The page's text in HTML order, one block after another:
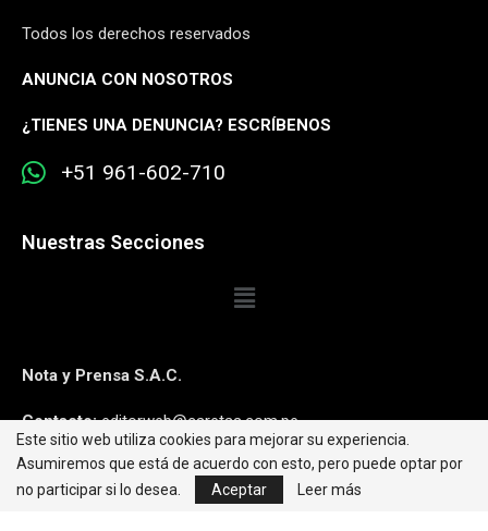
Todos los derechos reservados
ANUNCIA CON NOSOTROS
¿TIENES UNA DENUNCIA? ESCRÍBENOS
+51 961-602-710
Nuestras Secciones
Nota y Prensa S.A.C.
Contacto:editorweb@caretas.com.pe
Síguenos:
Este sitio web utiliza cookies para mejorar su experiencia.
Asumiremos que está de acuerdo con esto, pero puede optar por
no participar si lo desea.
Aceptar Leer más